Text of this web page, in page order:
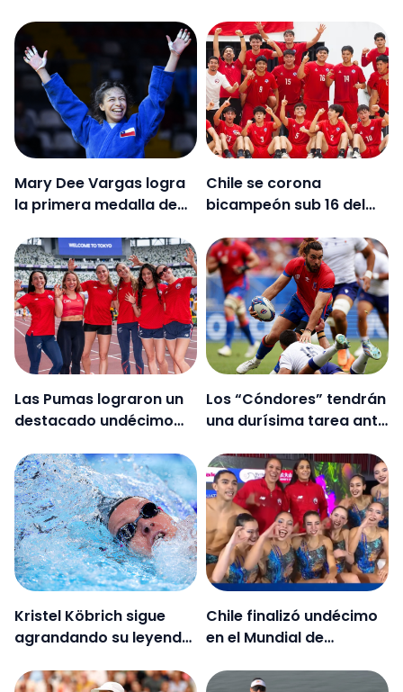
triatlón en Viña del Mar
Mary Dee Vargas logra
la primera medalla de
Tour de Judo
Chile se corona
bicampeón sub 16 del
Centroamericano de
balonmano
Las Pumas lograron un
destacado undécimo
Atletismo
Los “Cóndores” tendrán
una durísima tarea ante
al Mundial
Kristel Köbrich sigue
agrandando su leyenda:
sudamericana en su
Chile finalizó undécimo
en el Mundial de
Singapur